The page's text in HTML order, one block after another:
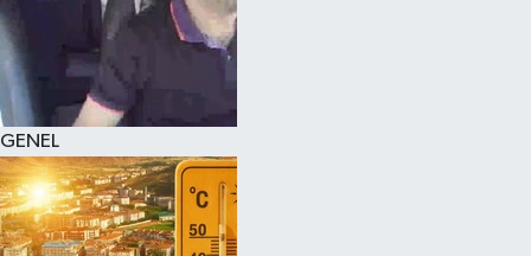
GENEL
KÜLTÜR SANAT
MAGAZİN
SAĞLIK
SİYASET